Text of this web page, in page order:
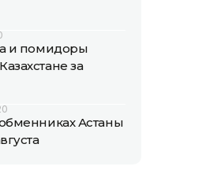
и помидоры
за
Астаны